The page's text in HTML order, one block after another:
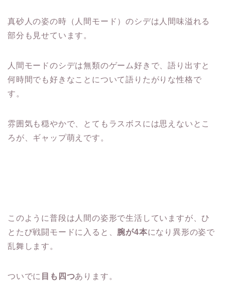
真砂人の姿の時（人間モード）のシデは人間味溢れる
部分も見せています。
人間モードのシデは無類のゲーム好きで、語り出すと
何時間でも好きなことについて語りたがりな性格で
す。
雰囲気も穏やかで、とてもラスボスには思えないとこ
ろが、ギャップ萌えです。
このように普段は人間の姿形で生活していますが、ひ
とたび戦闘モードに入ると、 腕が4本になり異形の姿で
乱舞します。
ついでに 目も四つあります。